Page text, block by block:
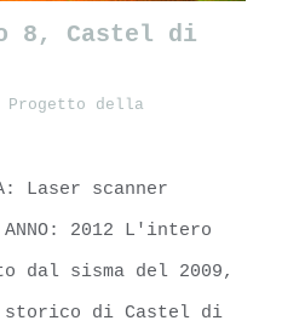
8, Castel di Ieri
8, Castel di
Progetto della
Laser scanner
ANNO: 2012 L'intero
dal sisma del 2009,
di Castel di